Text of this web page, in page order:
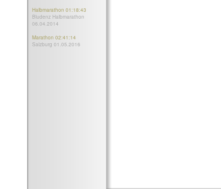
Halbmarathon 01:18:43
Bludenz Halbmarathon
06.04.2014
Marathon 02:41:14
Salzburg 01.05.2016